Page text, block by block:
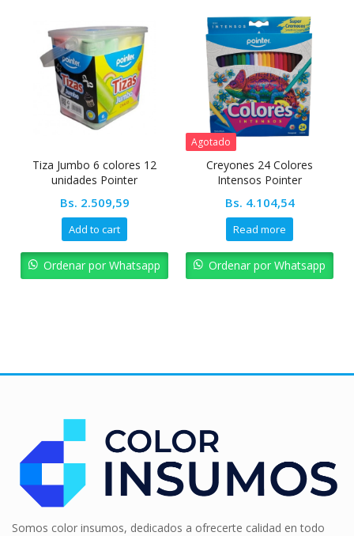
Tiza Jumbo 6 colores 12
unidades Pointer
Bs. 2.509,59
Add to cart
Ordenar por Whatsapp
Agotado
Creyones 24 Colores
Intensos Pointer
Bs. 4.104,54
Read more
Ordenar por Whatsapp
Somos color insumos, dedicados a ofrecerte calidad en todo